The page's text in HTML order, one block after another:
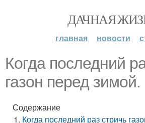
ДАЧНАЯ
главная новости
Когда последний
газон перед зимой.
Содержание
Когда последний раз стричь